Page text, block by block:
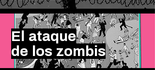
El ataque
de los zombis